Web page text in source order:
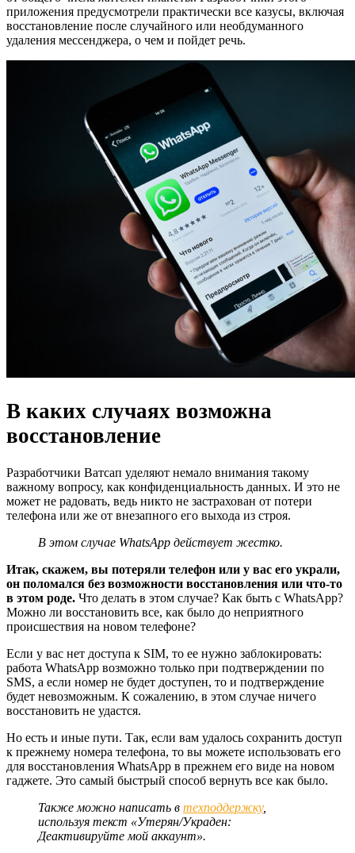
приложения предусмотрели практически все казусы, включая
восстановление после случайного или необдуманного
удаления мессенджера, о чем и пойдет речь.
В каких случаях возможна
восстановление
Разработчики Ватсап уделяют немало внимания такому
важному вопросу, как конфиденциальность данных. И это не
может не радовать, ведь никто не застрахован от потери
телефона или же от внезапного его выхода из строя.
В этом случае WhatsApp действует жестко.
Итак, скажем, вы потеряли телефон или у вас его украли,
он поломался без возможности восстановления или что-то
в этом роде. Что делать в этом случае? Как быть с WhatsApp?
Можно ли восстановить все, как было до неприятного
происшествия на новом телефоне?
Если у вас нет доступа к SIM, то ее нужно заблокировать:
работа WhatsApp возможно только при подтверждении по
SMS, а если номер не будет доступен, то и подтверждение
будет невозможным. К сожалению, в этом случае ничего
восстановить не удастся.
Но есть и иные пути. Так, если вам удалось сохранить доступ
к прежнему номера телефона, то вы можете использовать его
для восстановления WhatsApp в прежнем его виде на новом
гаджете. Это самый быстрый способ вернуть все как было.
Также можно написать в техподдержку,
используя текст «Утерян/Украден:
Деактивируйте мой аккаунт».